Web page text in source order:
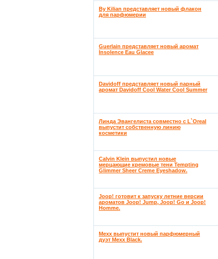
By Kilian представляет новый флакон
для парфюмерии
Guerlain представляет новый аромат
Insolence Eau Glacee
Davidoff представляет новый парный
аромат Davidoff Cool Water Cool Summer
Линда Эвангелиста совместно с L`Oreal
выпустит собственную линию
косметики
Calvin Klein выпустил новые
мерцающие кремовые тени Tempting
Glimmer Sheer Creme Eyeshadow.
Joop! готовит к запуску летние версии
ароматов Joop! Jump, Joop! Go и Joop!
Homme.
Mexx выпустит новый парфюмерный
дуэт Mexx Black.